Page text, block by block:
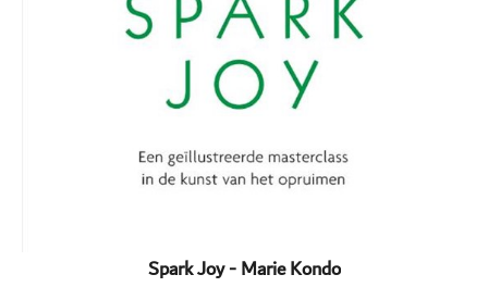
Spark Joy - Marie Kondo